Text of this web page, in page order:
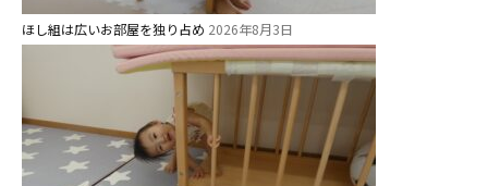
ほし組は広いお部屋を独り占め 2026年8月3日